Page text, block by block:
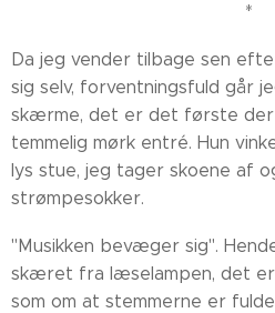
*
Da jeg vender tilbage sen
sig selv, forventningsfuld går
skærme, det er det første der
temmelig mørk entré. Hun
lys stue, jeg tager skoene af
strømpesokker.
"Musikken bevæger sig".
skæret fra læselampen, det
som om at stemmerne er